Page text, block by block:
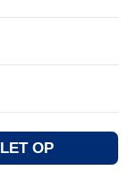
LET OP